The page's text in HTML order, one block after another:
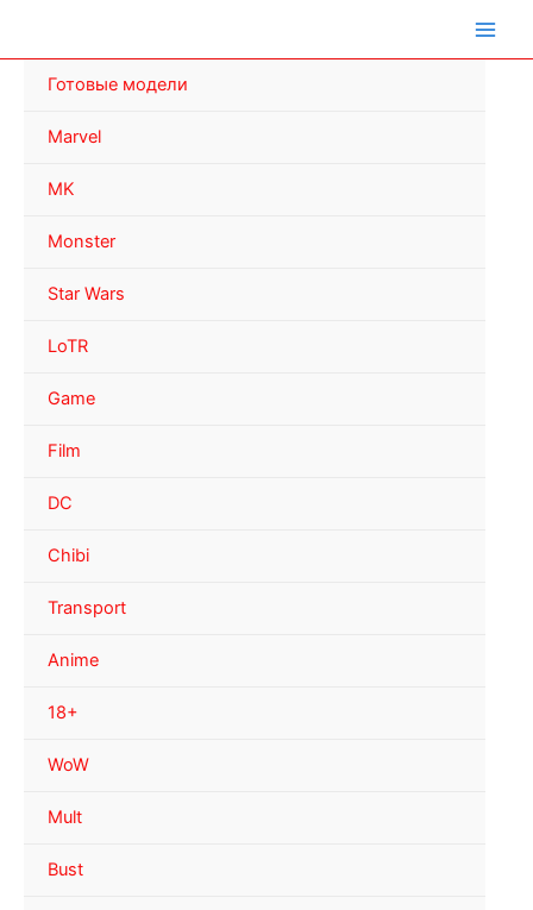
Готовые модели
Marvel
MK
Monster
Star Wars
LoTR
Game
Film
DC
Chibi
Transport
Anime
18+
WoW
Mult
Bust